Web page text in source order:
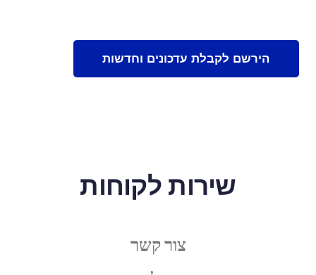
שירות לקוחות
צור קשר